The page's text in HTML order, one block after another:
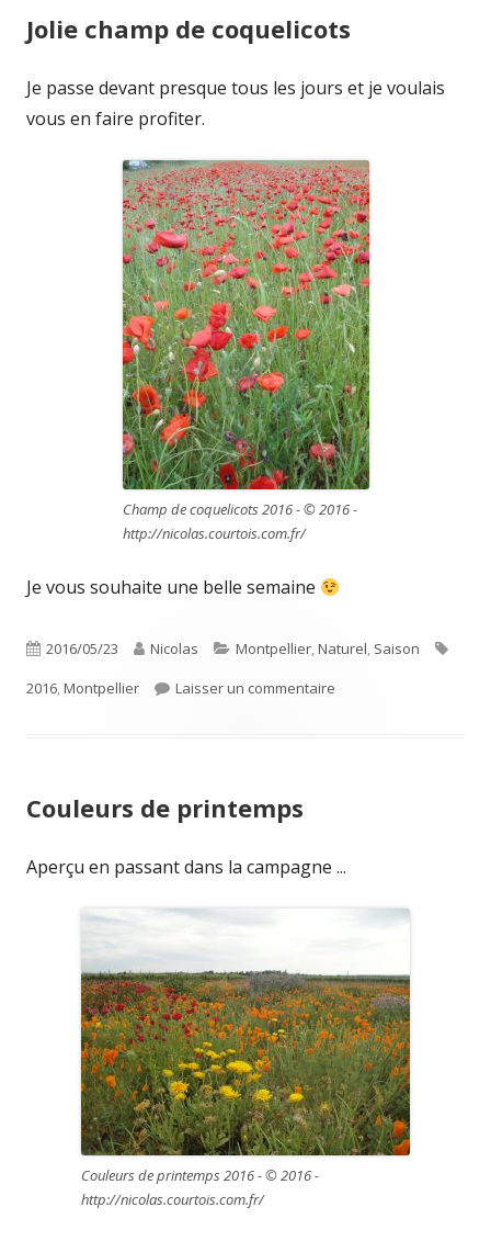
Jolie champ de coquelicots
Je passe devant presque tous les jours et je voulais
vous en faire profiter.
Champ de coquelicots 2016 - © 2016 -
http://nicolas.courtois.com.fr/
Je vous souhaite une belle semaine
Publié
le
2016/05/23 Auteur
Nicolas Catégories
Montpellier,Naturel, Saison
2016,Montpellier Laisser un commentaire
Couleurs de printemps
Aperçu en passant dans la campagne ...
Couleurs de printemps 2016 - © 2016 -
http://nicolas.courtois.com.fr/